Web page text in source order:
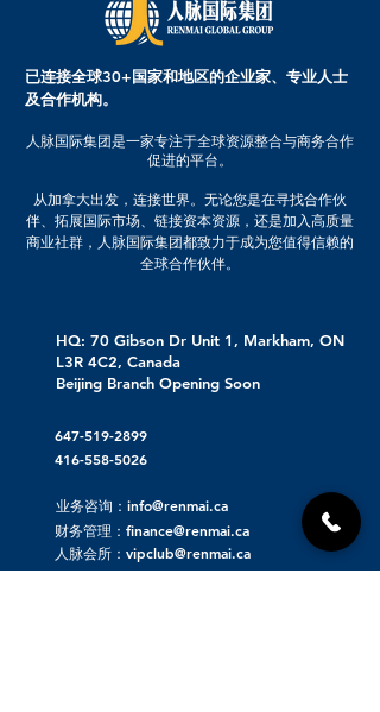
已连接全球30+国家和地区的企业家、专业人士
及合作机构。
人脉国际集团是一家专注于全球资源整合与商务合作
促进的平台。
从加拿大出发，连接世界。无论您是在寻找合作伙
伴、拓展国际市场、链接资本资源，还是加入高质量
商业社群，人脉国际集团都致力于成为您值得信赖的
全球合作伙伴。
HQ: 70 Gibson Dr Unit 1, Markham, ON
L3R 4C2, Canada
Beijing Branch Opening Soon
647-519-2899
416-558-5026
业务咨询：info@renmai.ca
财务管理：finance@renmai.ca
人脉会所：vipclub@renmai.ca